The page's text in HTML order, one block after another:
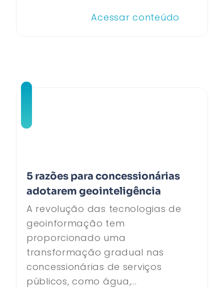
Acessar conteúdo
5 razões para concessionárias
adotarem geointeligência
A revolução das tecnologias de
geoinformação tem
proporcionado uma
transformação gradual nas
concessionárias de serviços
públicos, como água,...